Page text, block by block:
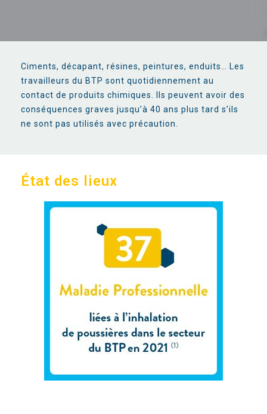
Ciments, décapant, résines, peintures, enduits…
Les
travailleurs du BTP sont quotidiennement au
contact de produits chimiques.
Ils peuvent avoir des
conséquences graves jusqu’à 40 ans plus tard s’ils
ne sont pas utilisés avec précaution.
État des lieux